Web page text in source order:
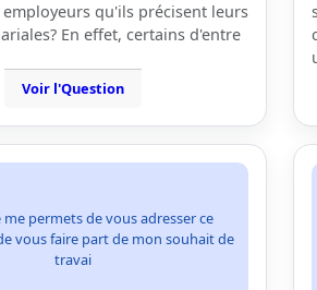
qu'ils précisent leurs
En effet, certains d'entre
Voir l'Question
me permets de vous adresser ce
vous faire part de mon souhait de
travai